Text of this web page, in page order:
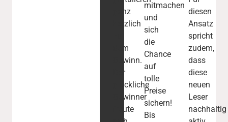
ganz
herzlich
dem
Gewinn.
Der
glückliche
Gewinner
freute
mitmachen
und
sich
die
Chance
auf
tolle
Preise
sichern!
Bis
diesen
Ansatz
spricht
zudem,
dass
diese
neuen
Leser
nachhaltig